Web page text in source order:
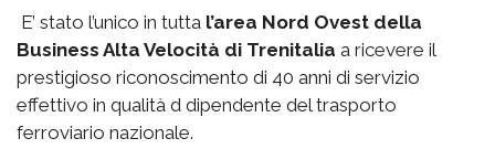
E’ stato l’unico in tutta l’area Nord Ovest della
Business Alta Velocità di Trenitalia a ricevere il
prestigioso riconoscimento di 40 anni di servizio
effettivo in qualità d dipendente del trasporto
ferroviario nazionale.